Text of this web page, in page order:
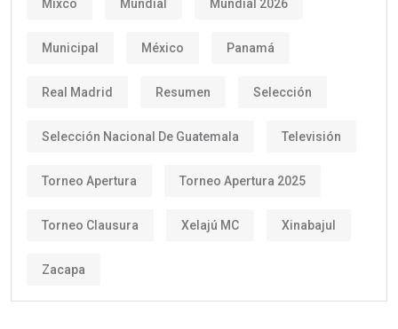
Mixco Mundial Mundial 2026
Municipal México Panamá
Real Madrid Resumen Selección
Selección Nacional De Guatemala Televisión
Torneo Apertura Torneo Apertura 2025
Torneo Clausura Xelajú MC Xinabajul
Zacapa